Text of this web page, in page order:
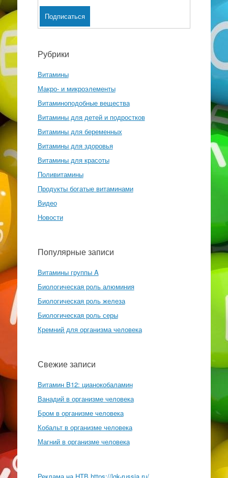
Рубрики
Витамины
Макро- и микроэлементы
Витаминоподобные вещества
Витамины для детей и подростков
Витамины для беременных
Витамины для здоровья
Витамины для красоты
Поливитамины
Продукты богатые витаминами
Видео
Новости
Популярные записи
Витамины группы A
Биологическая роль алюминия
Биологическая роль железа
Биологическая роль серы
Кремний для организма человека
Свежие записи
Витамин B12: цианокобаламин
Ванадий в организме человека
Бром в организме человека
Кобальт в организме человека
Магний в организме человека